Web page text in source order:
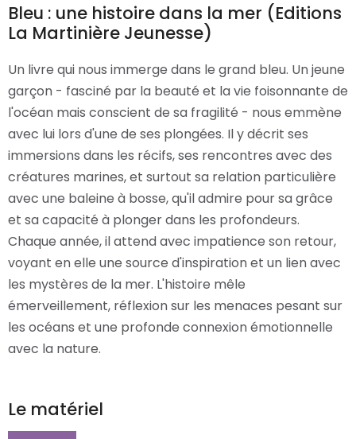
Bleu : une histoire dans la mer (Editions
La Martinière Jeunesse)
Un livre qui nous immerge dans le grand bleu. Un jeune
garçon - fasciné par la beauté et la vie foisonnante de
l'océan mais conscient de sa fragilité - nous emmène
avec lui lors d'une de ses plongées. Il y décrit ses
immersions dans les récifs, ses rencontres avec des
créatures marines, et surtout sa relation particulière
avec une baleine à bosse, qu'il admire pour sa grâce
et sa capacité à plonger dans les profondeurs.
Chaque année, il attend avec impatience son retour,
voyant en elle une source d'inspiration et un lien avec
les mystères de la mer. L'histoire mêle
émerveillement, réflexion sur les menaces pesant sur
les océans et une profonde connexion émotionnelle
avec la nature.
Le matériel